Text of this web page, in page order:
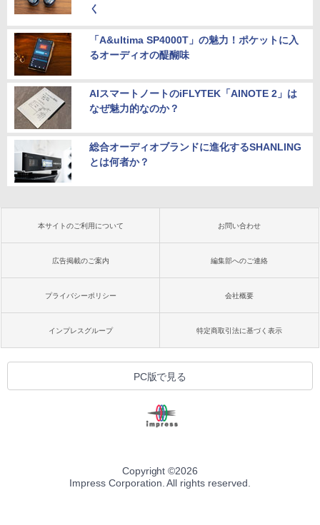
く
「A&ultima SP4000T」の魅力！ポケットに入
るオーディオの醍醐味
AIスマートノートのiFLYTEK「AINOTE 2」は
なぜ魅力的なのか？
総合オーディオブランドに進化するSHANLING
とは何者か？
本サイトのご利用について お問い合わせ
広告掲載のご案内 編集部へのご連絡
プライバシーポリシー 会社概要
インプレスグループ 特定商取引法に基づく表示
PC版で見る
Copyright ©2026
Impress Corporation. All rights reserved.